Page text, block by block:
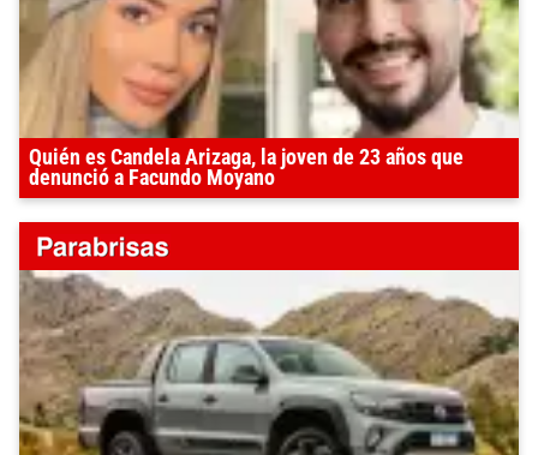
Quién es Candela Arizaga, la joven de 23 años que
denunció a Facundo Moyano